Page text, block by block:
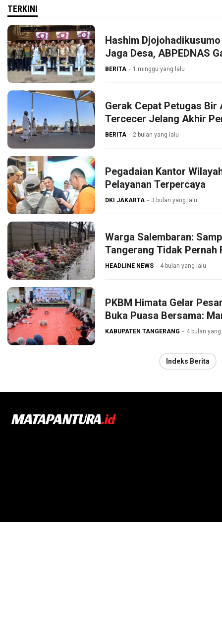
TERKINI
Hashim
Jaga Desa, ABPEDNAS
BERITA 1 minggu yang lalu
Gerak Cepat Petugas
Tercecer Jelang Akhir
BERITA 2 bulan yang lalu
Pegadaian Kantor
Pelayanan Terpercaya
DKI JAKARTA 3 bulan yang lalu
Warga Salembaran:
Tangerang Tidak Pernah
HEADLINE NEWS 4 bulan yang lalu
PKBM Himata Gelar
Buka Puasa Bersama:
KABUPATEN TANGERANG 4 bulan
Indeks Berita